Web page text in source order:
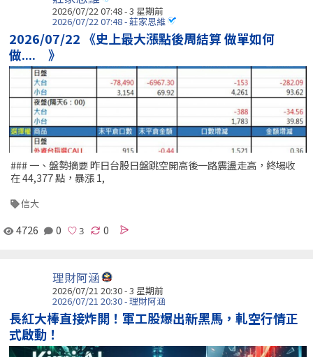
2026/07/22 07:48 - 3 星期前
2026/07/22 07:48 - 莊家思維
2026/07/22 《史上最大漲點後周結算 做單如何
做.... 》
### 一、盤勢摘要 昨日台股日盤跳空開高後一路震盪走高，終場收
在 44,377 點，暴漲 1,
信大
4726 0 0
理財阿涵
2026/07/21 20:30 - 3 星期前
2026/07/21 20:30 - 理財阿涵
長紅大棒直接炸開！軍工股爆出新黑馬，軋空行情正
式啟動！